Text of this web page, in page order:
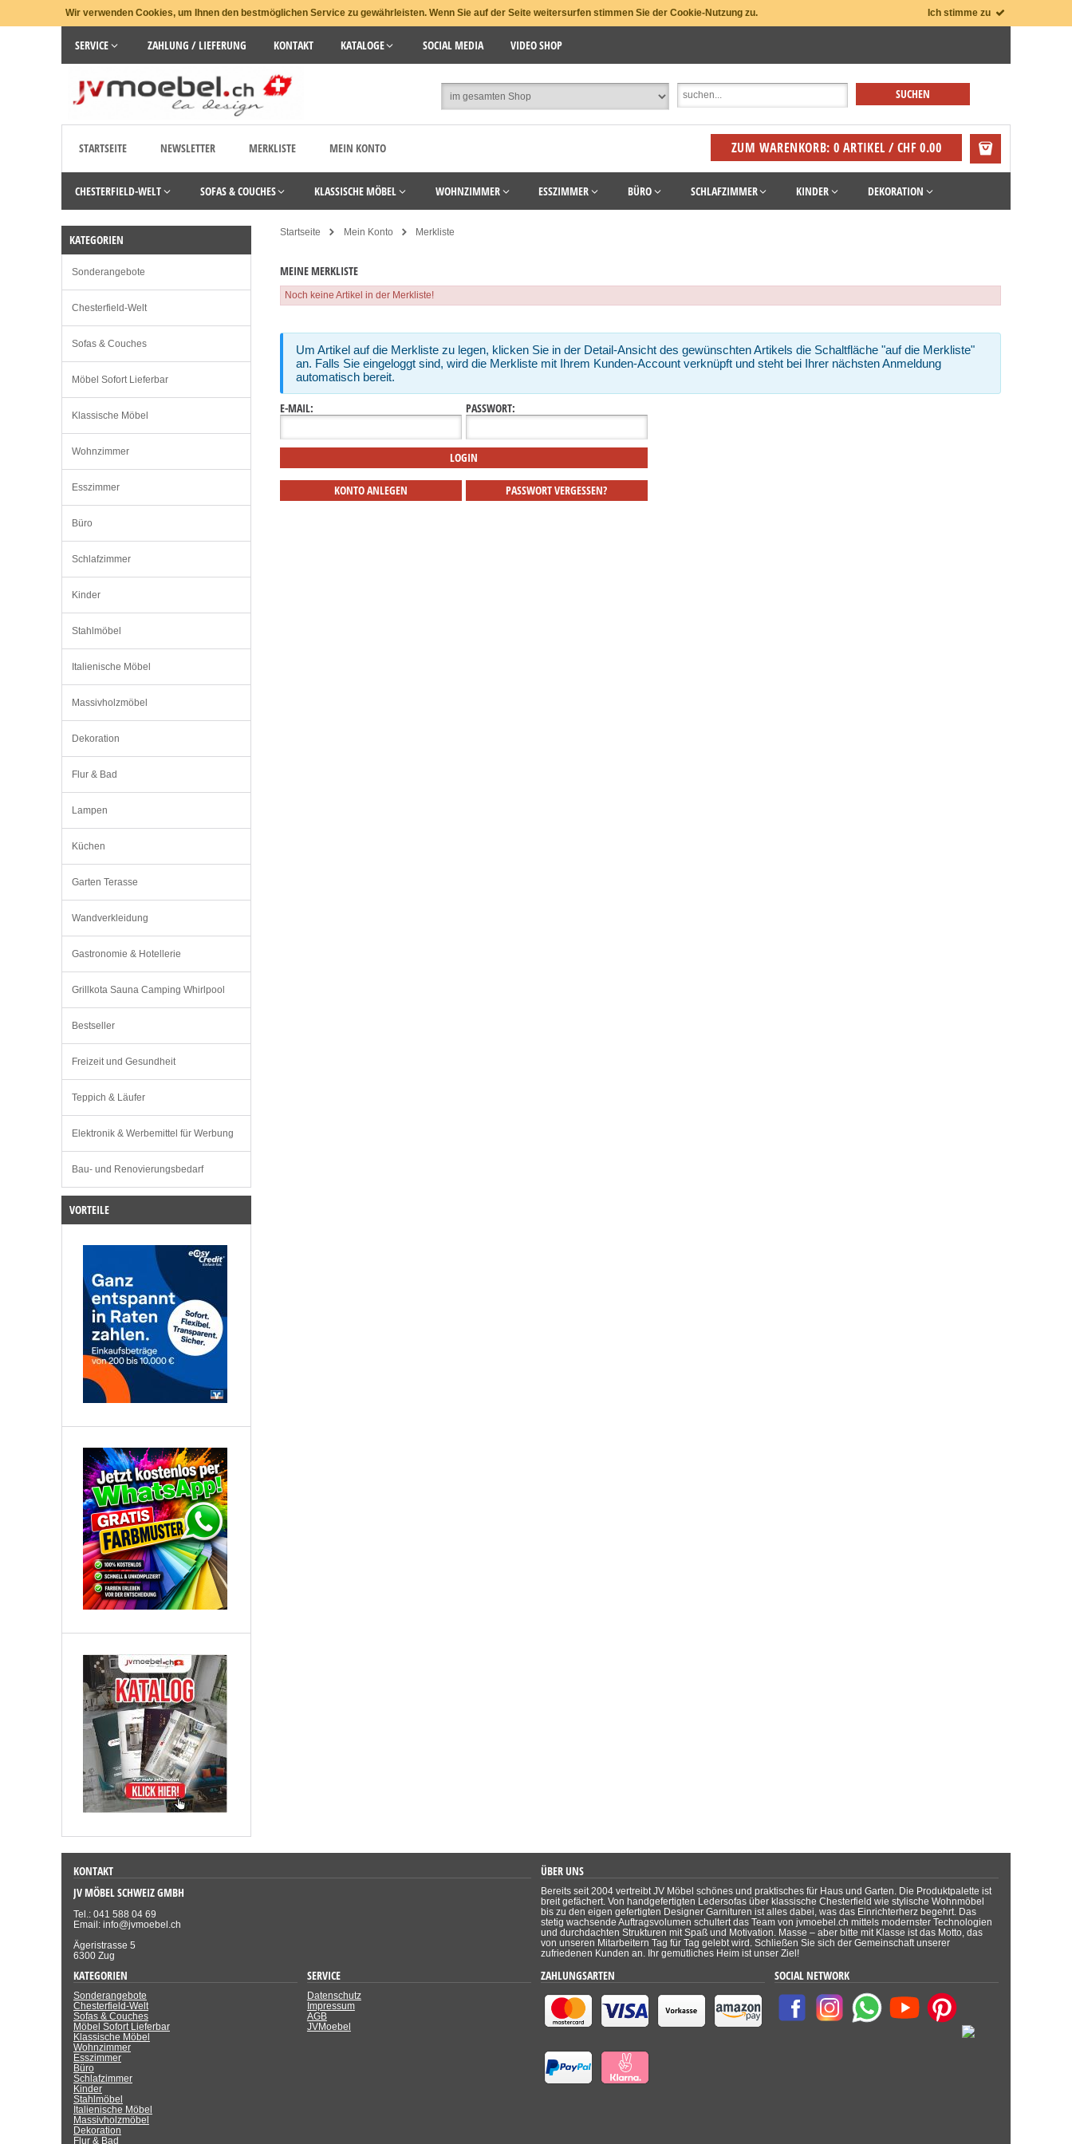
Wir verwenden Cookies, um Ihnen den bestmöglichen Service zu gewährleisten. Wenn Sie auf der Seite weitersurfen stimmen Sie der Cookie-Nutzung zu. Ich stimme zu
SERVICE ZAHLUNG / LIEFERUNG KONTAKT KATALOGE SOCIAL MEDIA VIDEO SHOP
STARTSEITE NEWSLETTER MERKLISTE MEIN KONTO ZUM WARENKORB: 0 ARTIKEL / CHF 0.00
CHESTERFIELD-WELT SOFAS & COUCHES KLASSISCHE MÖBEL WOHNZIMMER ESSZIMMER BÜRO SCHLAFZIMMER KINDER DEKORATION
Startseite Mein Konto Merkliste
MEINE MERKLISTE
Noch keine Artikel in der Merkliste!
Um Artikel auf die Merkliste zu legen, klicken Sie in der Detail-Ansicht des gewünschten Artikels die Schaltfläche "auf die Merkliste"
an. Falls Sie eingeloggt sind, wird die Merkliste mit Ihrem Kunden-Account verknüpft und steht bei Ihrer nächsten Anmeldung
automatisch bereit.
E-MAIL: PASSWORT:
KONTO ANLEGEN PASSWORT VERGESSEN?
KATEGORIEN
Sonderangebote
Chesterfield-Welt
Sofas & Couches
Möbel Sofort Lieferbar
Klassische Möbel
Wohnzimmer
Esszimmer
Büro
Schlafzimmer
Kinder
Stahlmöbel
Italienische Möbel
Massivholzmöbel
Dekoration
Flur & Bad
Lampen
Küchen
Garten Terasse
Wandverkleidung
Gastronomie & Hotellerie
Grillkota Sauna Camping Whirlpool
Bestseller
Freizeit und Gesundheit
Teppich & Läufer
Elektronik & Werbemittel für Werbung
Bau- und Renovierungsbedarf
VORTEILE
KONTAKT
JV MÖBEL SCHWEIZ GMBH
Tel.: 041 588 04 69
Email: info@jvmoebel.ch
Ägeristrasse 5
6300 Zug
ÜBER UNS
Bereits seit 2004 vertreibt JV Möbel schönes und praktisches für Haus und Garten. Die Produktpalette ist
breit gefächert. Von handgefertigten Ledersofas über klassische Chesterfield wie stylische Wohnmöbel
bis zu den eigen gefertigten Designer Garnituren ist alles dabei, was das Einrichterherz begehrt. Das
stetig wachsende Auftragsvolumen schultert das Team von jvmoebel.ch mittels modernster Technologien
und durchdachten Strukturen mit Spaß und Motivation. Masse – aber bitte mit Klasse ist das Motto, das
von unseren Mitarbeitern Tag für Tag gelebt wird. Schließen Sie sich der Gemeinschaft unserer
zufriedenen Kunden an. Ihr gemütliches Heim ist unser Ziel!
KATEGORIEN
Sonderangebote
Chesterfield-Welt
Sofas & Couches
Möbel Sofort Lieferbar
Klassische Möbel
Wohnzimmer
Esszimmer
Büro
Schlafzimmer
Kinder
Stahlmöbel
Italienische Möbel
Massivholzmöbel
Dekoration
Flur & Bad
SERVICE
Datenschutz
Impressum
AGB
JVMoebel
ZAHLUNGSARTEN SOCIAL NETWORK